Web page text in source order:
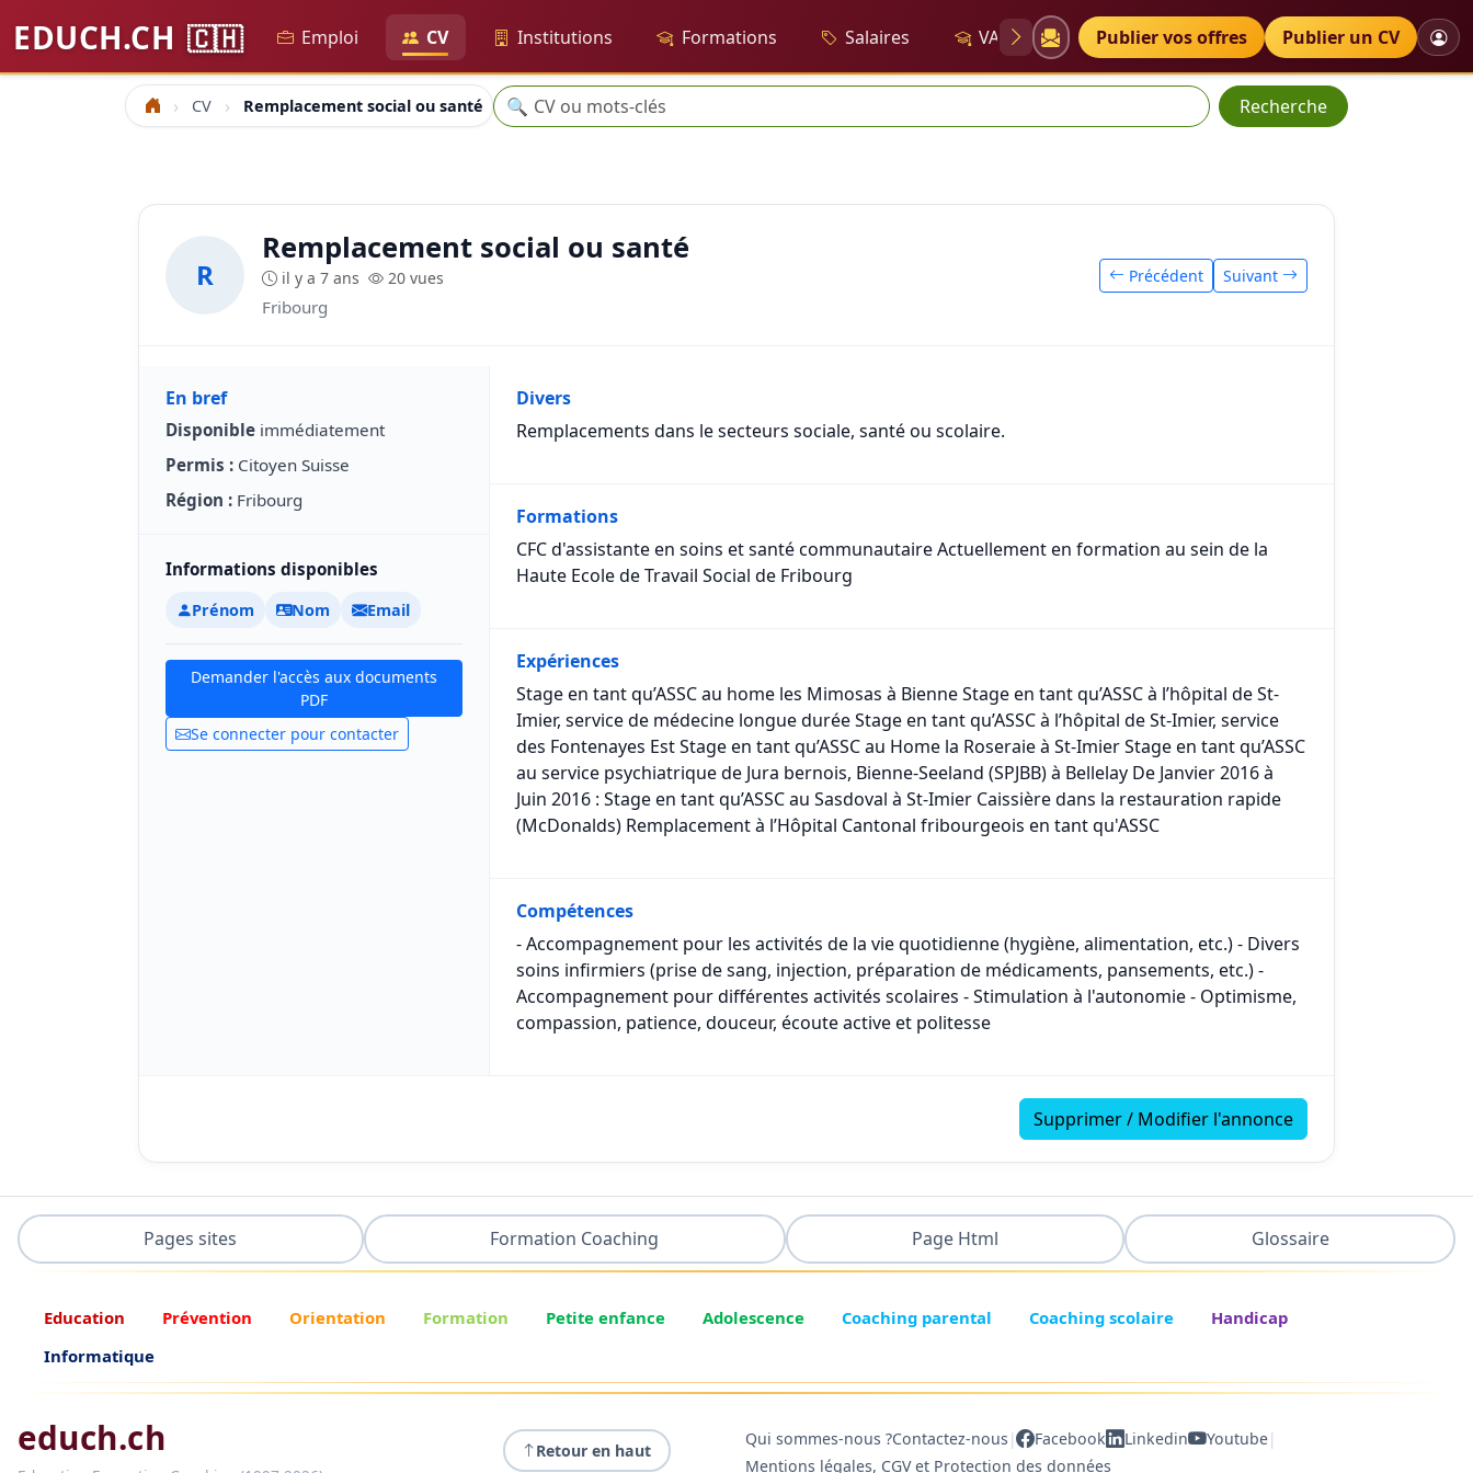
EDUCH.CH 🇨🇭 Emploi CV Institutions Formations Salaires VAE Diplômes Petites annonces
Publier vos offres Publier un CV
Accueil CV Remplacement social ou santé Recherche
🔍 Recherche
R
Remplacement social ou santé
il y a 7 ans 20 vues
Fribourg
Précédent Suivant
En bref
Disponible immédiatement
Permis : Citoyen Suisse
Région : Fribourg
Informations disponibles
Prénom Nom Email
Demander l'accès aux documents
PDF
Se connecter pour contacter
Divers
Remplacements dans le secteurs sociale, santé ou scolaire.
Formations
CFC d'assistante en soins et santé communautaire Actuellement en formation au sein de la
Haute Ecole de Travail Social de Fribourg
Expériences
Stage en tant qu’ASSC au home les Mimosas à Bienne Stage en tant qu’ASSC à l’hôpital de St-
Imier, service de médecine longue durée Stage en tant qu’ASSC à l’hôpital de St-Imier, service
des Fontenayes Est Stage en tant qu’ASSC au Home la Roseraie à St-Imier Stage en tant qu’ASSC
au service psychiatrique de Jura bernois, Bienne-Seeland (SPJBB) à Bellelay De Janvier 2016 à
Juin 2016 : Stage en tant qu’ASSC au Sasdoval à St-Imier Caissière dans la restauration rapide
(McDonalds) Remplacement à l’Hôpital Cantonal fribourgeois en tant qu'ASSC
Compétences
- Accompagnement pour les activités de la vie quotidienne (hygiène, alimentation, etc.) - Divers
soins infirmiers (prise de sang, injection, préparation de médicaments, pansements, etc.) -
Accompagnement pour différentes activités scolaires - Stimulation à l'autonomie - Optimisme,
compassion, patience, douceur, écoute active et politesse
Supprimer / Modifier l'annonce
Pages sites Formation Coaching Page Html Glossaire
Education Prévention Orientation Formation Petite enfance Adolescence Coaching parental Coaching scolaire
Handicap
Informatique
educh.ch Retour en haut
Qui sommes-nous ?Contactez-nous | Facebook Linkedin Youtube|
Mentions légales, CGV et Protection des données